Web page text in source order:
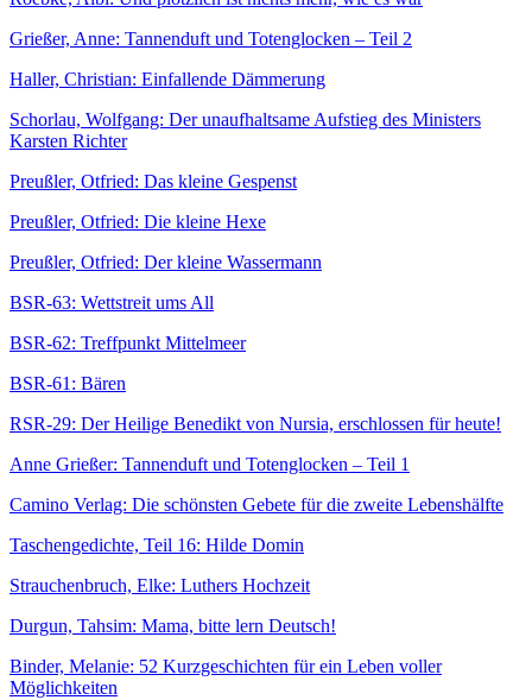
Grießer, Anne: Tannenduft und Totenglocken – Teil 2
Haller, Christian: Einfallende Dämmerung
Schorlau, Wolfgang: Der unaufhaltsame Aufstieg des Ministers
Karsten Richter
Preußler, Otfried: Das kleine Gespenst
Preußler, Otfried: Die kleine Hexe
Preußler, Otfried: Der kleine Wassermann
BSR-63: Wettstreit ums All
BSR-62: Treffpunkt Mittelmeer
BSR-61: Bären
RSR-29: Der Heilige Benedikt von Nursia, erschlossen für heute!
Anne Grießer: Tannenduft und Totenglocken – Teil 1
Camino Verlag: Die schönsten Gebete für die zweite Lebenshälfte
Taschengedichte, Teil 16: Hilde Domin
Strauchenbruch, Elke: Luthers Hochzeit
Durgun, Tahsim: Mama, bitte lern Deutsch!
Binder, Melanie: 52 Kurzgeschichten für ein Leben voller
Möglichkeiten